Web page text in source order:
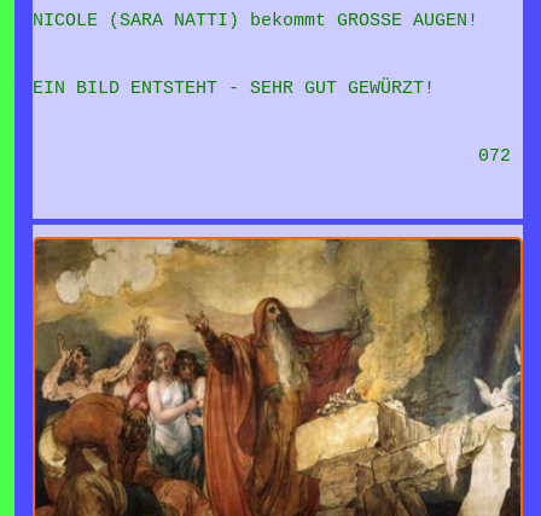
NICOLE (SARA NATTI) bekommt GROSSE AUGEN!
EIN BILD ENTSTEHT - SEHR GUT GEWÜRZT!
072